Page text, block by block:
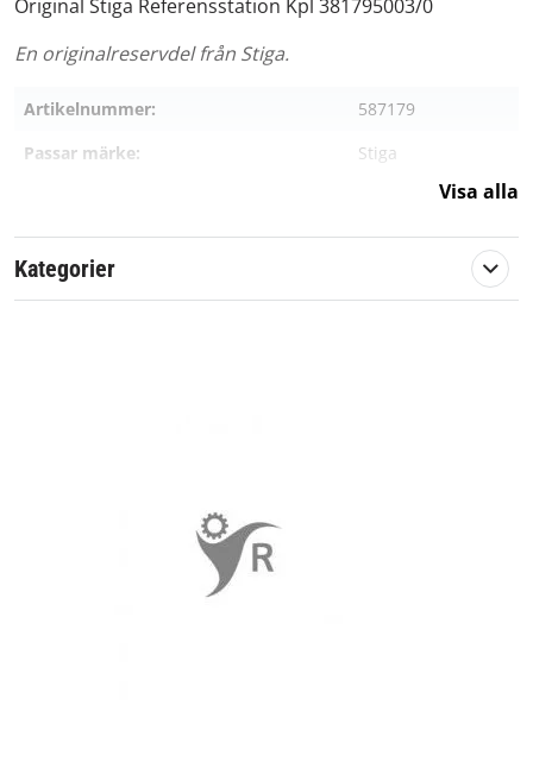
Original Stiga Referensstation Kpl 381795003/0
En originalreservdel från Stiga.
Artikelnummer:
587179
Passar märke:
Stiga
Visa alla
Kategorier